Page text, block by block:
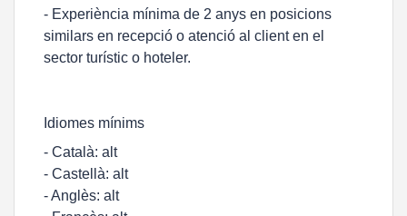
- Experiència mínima de 2 anys en posicions
similars en recepció o atenció al client en el
sector turístic o hoteler.
Idiomes mínims
- Català: alt
- Castellà: alt
- Anglès: alt